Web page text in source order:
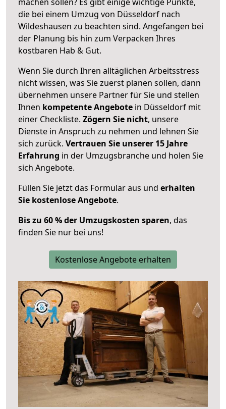
die bei einem Umzug von Düsseldorf nach
Wildeshausen zu beachten sind. Angefangen bei
der Planung bis hin zum Verpacken Ihres
kostbaren Hab & Gut.
Wenn Sie durch Ihren alltäglichen Arbeitsstress
nicht wissen, was Sie zuerst planen sollen, dann
übernehmen unsere Partner für Sie und stellen
Ihnen kompetente Angebote in Düsseldorf mit
einer Checkliste. Zögern Sie nicht, unsere
Dienste in Anspruch zu nehmen und lehnen Sie
sich zurück. Vertrauen Sie unserer 15 Jahre
Erfahrung in der Umzugsbranche und holen Sie
sich Angebote.
Füllen Sie jetzt das Formular aus und erhalten
Sie kostenlose Angebote.
Bis zu 60 % der Umzugskosten sparen, das
finden Sie nur bei uns!
Kostenlose Angebote erhalten